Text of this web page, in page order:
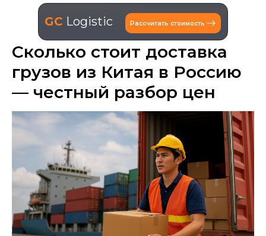
GC Logistic Рассчитать стоимость
Сколько стоит доставка
грузов из Китая в Россию
— честный разбор цен